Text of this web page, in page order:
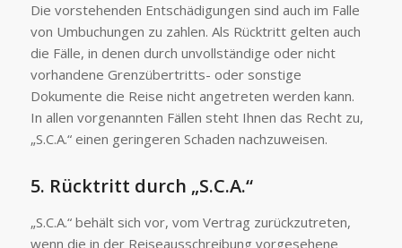
Die vorstehenden Entschädigungen sind auch im Falle
von Umbuchungen zu zahlen. Als Rücktritt gelten auch
die Fälle, in denen durch unvollständige oder nicht
vorhandene Grenzübertritts- oder sonstige
Dokumente die Reise nicht angetreten werden kann.
In allen vorgenannten Fällen steht Ihnen das Recht zu,
„S.C.A.“ einen geringeren Schaden nachzuweisen.
5. Rücktritt durch „S.C.A.“
„S.C.A.“ behält sich vor, vom Vertrag zurückzutreten,
wenn die in der Reiseausschreibung vorgesehene